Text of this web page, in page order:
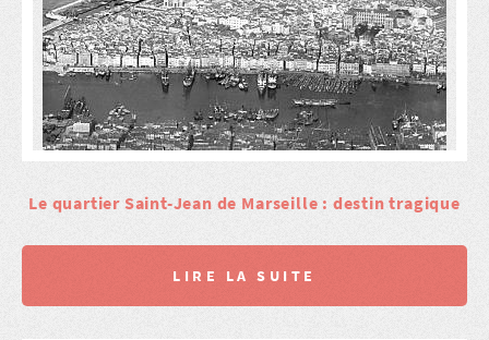
Le quartier Saint-Jean de Marseille : destin tragique
LIRE LA SUITE